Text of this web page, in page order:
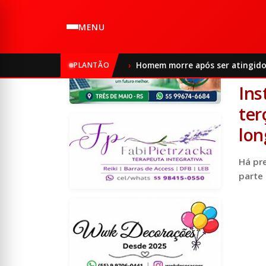
MENU
PLANTÃO Homem morre após ser 09/
Há
parte